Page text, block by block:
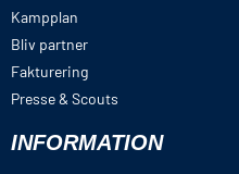
Kampplan
Bliv partner
Fakturering
Presse & Scouts
INFORMATION